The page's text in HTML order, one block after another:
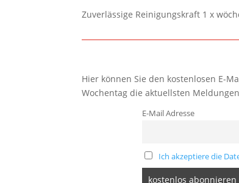
Zuverlässige Reinigungskraft 1 x
Hier können Sie den kostenlosen E-
Wochentag die aktuellsten
E-Mail Adresse
Ich akzeptiere die